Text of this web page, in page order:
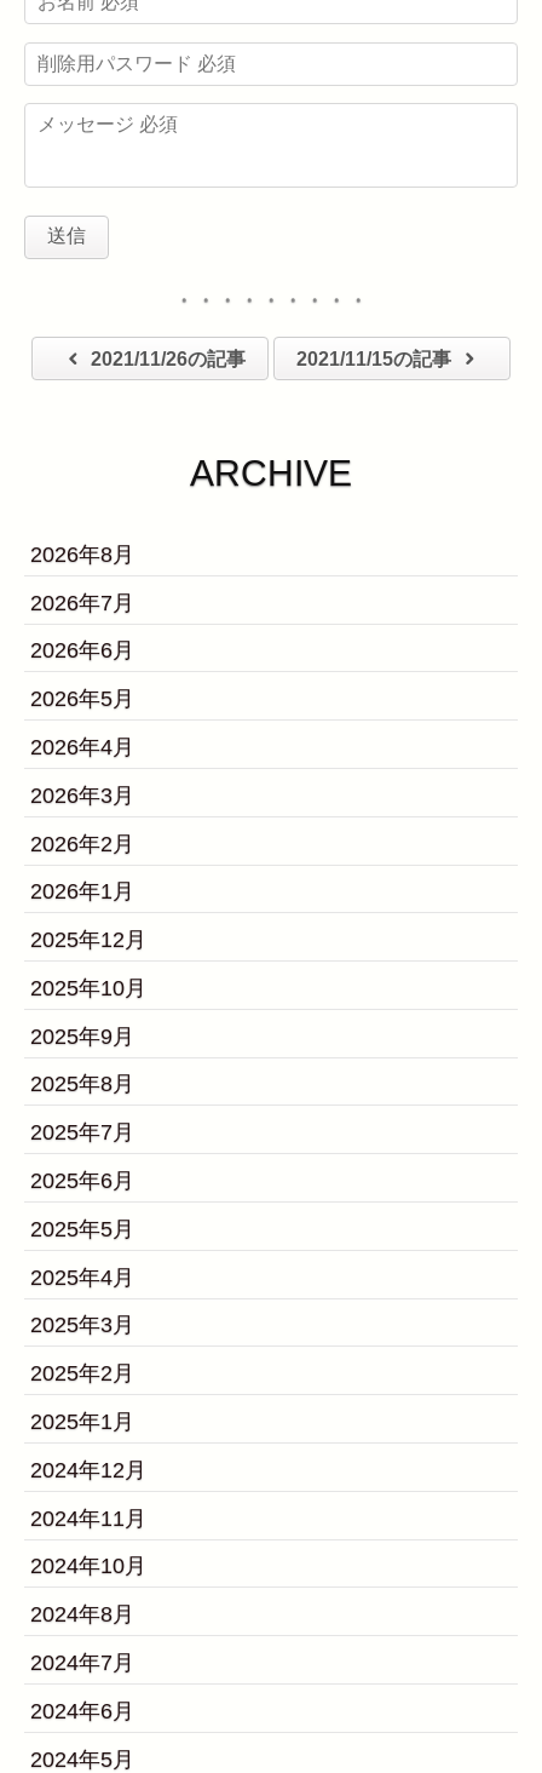
・・・・・・・・・
2021/11/26の記事 2021/11/15の記事
ARCHIVE
2026年8月
2026年7月
2026年6月
2026年5月
2026年4月
2026年3月
2026年2月
2026年1月
2025年12月
2025年10月
2025年9月
2025年8月
2025年7月
2025年6月
2025年5月
2025年4月
2025年3月
2025年2月
2025年1月
2024年12月
2024年11月
2024年10月
2024年8月
2024年7月
2024年6月
2024年5月